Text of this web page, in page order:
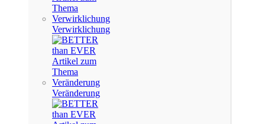
Verwirklichung
Veränderung